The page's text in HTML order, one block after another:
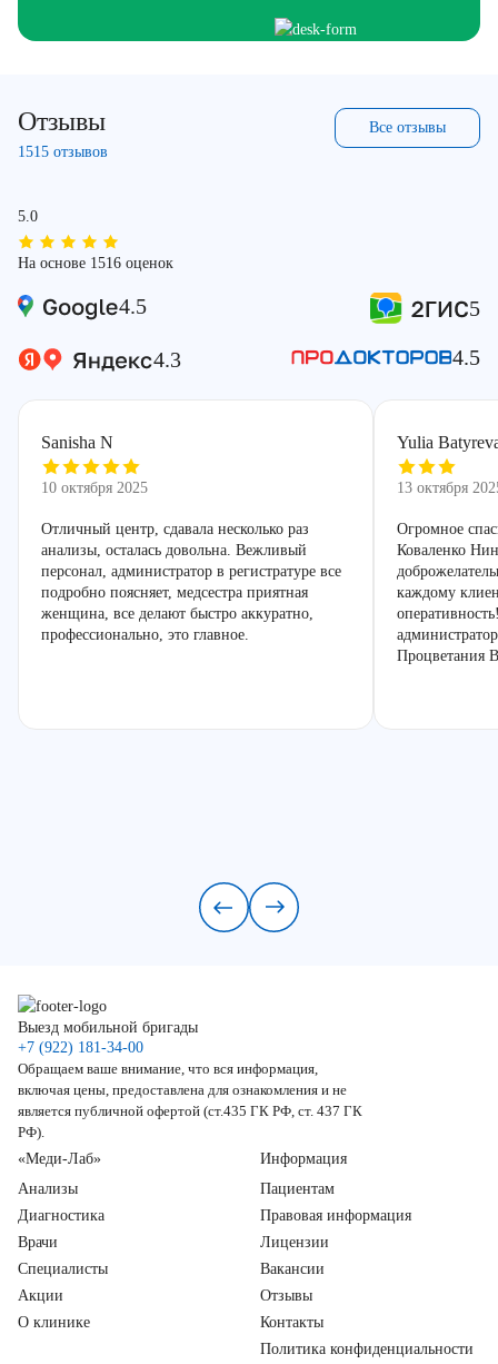
Отзывы
1515 отзывов
Все отзывы
5.0
На основе 1516 оценок
4.5 5
4.3 4.5
Sanisha N
10 октября 2025
Отличный центр, сдавала несколько раз
анализы, осталась довольна. Вежливый
персонал, администратор в регистратуре все
подробно поясняет, медсестра приятная
женщина, все делают быстро аккуратно,
профессионально, это главное.
Yulia
13 октября
Огромное
Коваленко
каждому
Выезд мобильной бригады
+7 (922) 181-34-00
Обращаем ваше внимание, что вся информация,
включая цены, предоставлена для ознакомления и не
является публичной офертой (ст.435 ГК РФ, ст. 437 ГК
РФ).
«Меди-Лаб»
Анализы
Диагностика
Врачи
Специалисты
Акции
О клинике
Информация
Пациентам
Правовая информация
Лицензии
Вакансии
Отзывы
Контакты
Политика конфиденциальности